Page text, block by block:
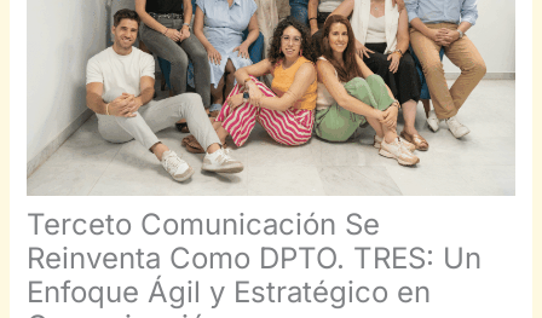
Terceto Comunicación Se
Reinventa Como DPTO. TRES: Un
Enfoque Ágil y Estratégico en